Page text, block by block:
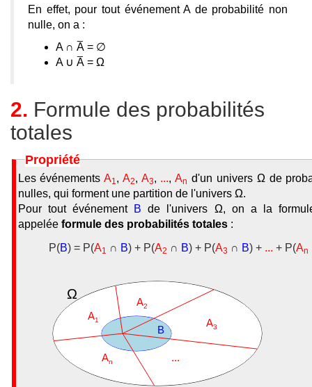
En effet, pour tout événement A de probabilité non
nulle, on a :
A ∩ A = ∅
A ∪ A = Ω
2. Formule des probabilités
totales
Propriété
Les événementsA1 ,A2,A3, ...,An d'un univers Ω de
nulles, qui forment une partition de l'univers Ω.
Pour tout événement B de l'univers Ω, on a la
appeléeformule des probabilités totales :
P(B) = P(A1 ∩ B) + P(A2 ∩ B) + P(A3 ∩ B) + ... + P(An